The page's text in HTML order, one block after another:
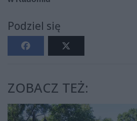
Podziel się
ZOBACZ TEŻ: